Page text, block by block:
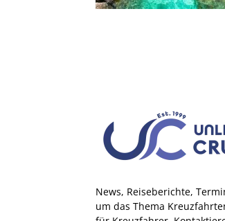
News, Reiseberichte,
um das Thema